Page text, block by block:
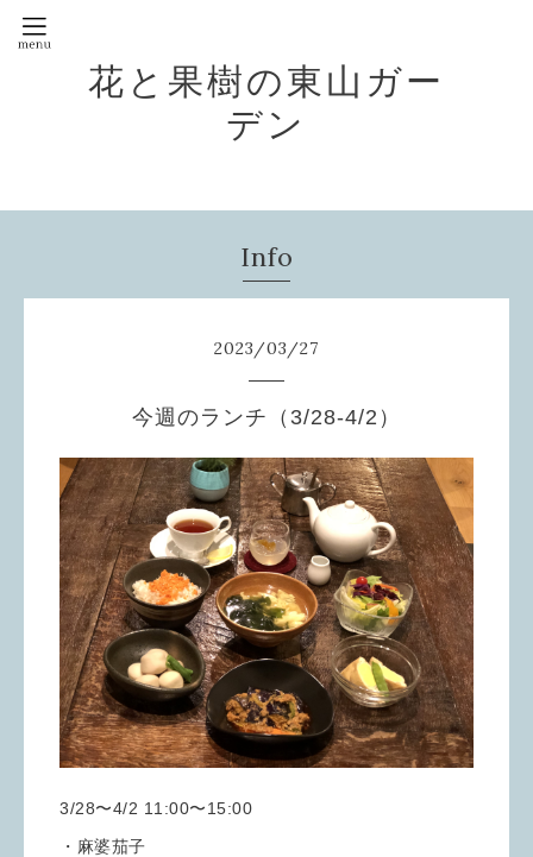
花と果樹の東山ガー
デン
Info
2023/03/27
今週のランチ（3/28-4/2）
3/28〜4/2 11:00〜15:00
・麻婆茄子